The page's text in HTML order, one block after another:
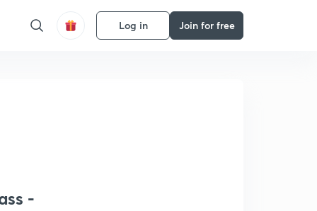
Log in Join for free
-